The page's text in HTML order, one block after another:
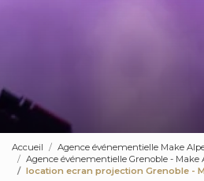
Accueil
Agence événementielle Make
Agence événementielle Grenoble - Make
location ecran projection Grenoble -